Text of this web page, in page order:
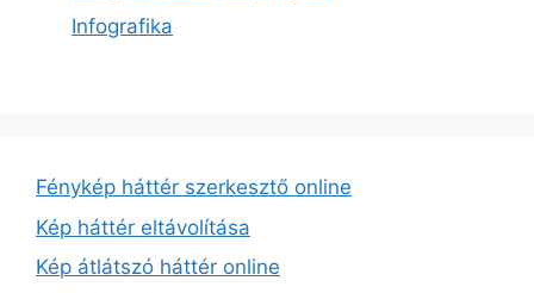
Infografika
Fénykép háttér szerkesztő online
Kép háttér eltávolítása
Kép átlátszó háttér online